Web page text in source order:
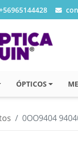
ÓPTICOS
0OO9404